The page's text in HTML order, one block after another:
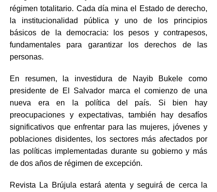
régimen totalitario. Cada día mina el Estado de derecho,
la institucionalidad pública y uno de los principios
básicos de la democracia: los pesos y contrapesos,
fundamentales para garantizar los derechos de las
personas.
En resumen, la investidura de Nayib Bukele como
presidente de El Salvador marca el comienzo de una
nueva era en la política del país. Si bien hay
preocupaciones y expectativas, también hay desafíos
significativos que enfrentar para las mujeres, jóvenes y
poblaciones disidentes, los sectores más afectados por
las políticas implementadas durante su gobierno y más
de dos años de régimen de excepción.
Revista La Brújula estará atenta y seguirá de cerca la